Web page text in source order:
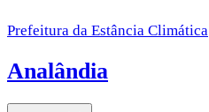
Prefeitura da Estância Climática
Analândia